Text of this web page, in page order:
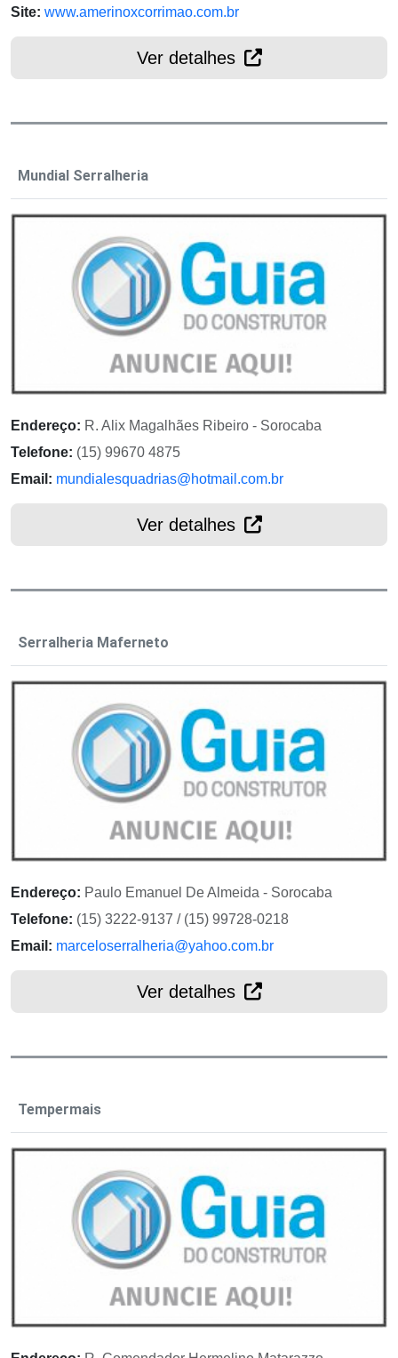
Site: www.amerinoxcorrimao.com.br
Ver detalhes
Mundial Serralheria
Endereço: R. Alix Magalhães Ribeiro - Sorocaba
Telefone: (15) 99670 4875
Email: mundialesquadrias@hotmail.com.br
Ver detalhes
Serralheria Maferneto
Endereço: Paulo Emanuel De Almeida - Sorocaba
Telefone: (15) 3222-9137 / (15) 99728-0218
Email: marceloserralheria@yahoo.com.br
Ver detalhes
Tempermais